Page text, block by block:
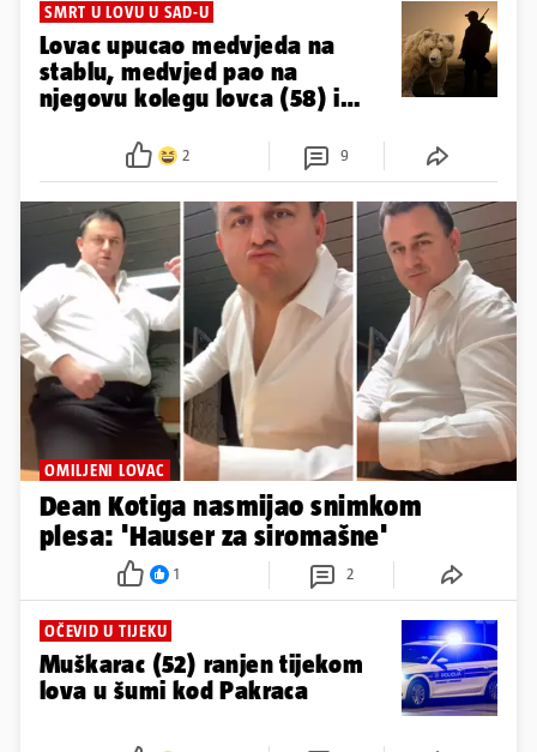
SMRT U LOVU U SAD-U
Lovac upucao medvjeda na
stablu, medvjed pao na
njegovu kolegu lovca (58) i
2 9
OMILJENI LOVAC
Dean Kotiga nasmijao snimkom
plesa: 'Hauser za siromašne'
1 2
OČEVID U TIJEKU
Muškarac (52) ranjen tijekom
lova u šumi kod Pakraca